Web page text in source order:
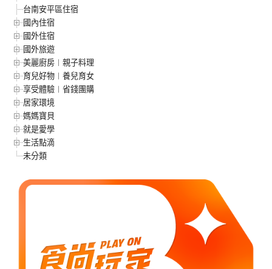
台南安平區住宿
國內住宿
國外住宿
國外旅遊
美麗廚房︱親子料理
育兒好物︱養兒育女
享受體驗︱省錢團購
居家環境
媽媽寶貝
就是愛學
生活點滴
未分類